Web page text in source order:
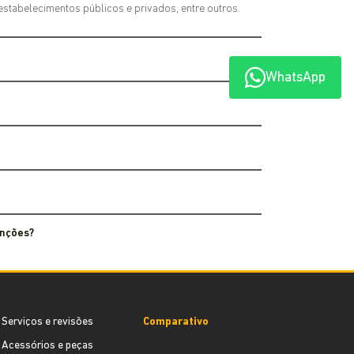
públicos e privados, entre outros.
WhatsApp
Serviços e revisões
Acessórios e peças
Comparativo